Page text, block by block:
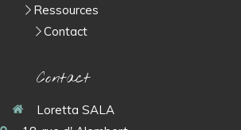
Ressources
Contact
Contact
Loretta SALA